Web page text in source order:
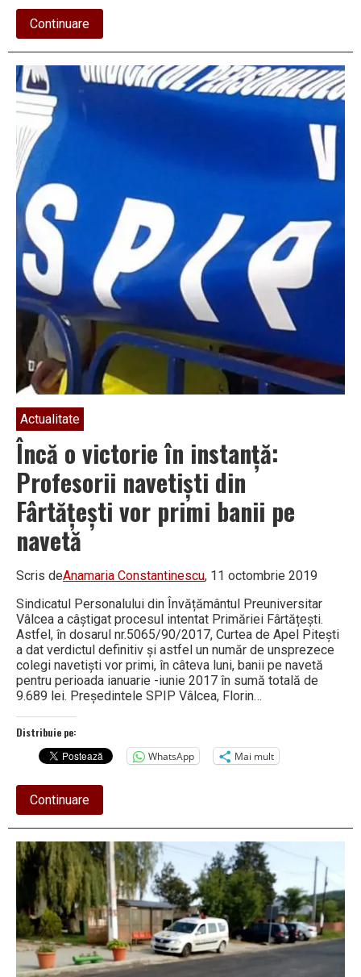
Continuareabout
Semne
bune
are….
PNL
Actualitate
Încă o victorie în instanță:
Profesorii navetiști din
Fârtățești vor primi banii pe
navetă
Scris deAnamaria Constantinescu, 11 octombrie 2019
Sindicatul Personalului din Învățământul Preuniversitar
Vâlcea a câștigat procesul intentat Primăriei Fârtățești.
Astfel, în dosarul nr.5065/90/2017, Curtea de Apel Pitești
a dat verdictul definitiv și astfel un număr de unsprezece
colegi navetiști vor primi, în câteva luni, banii pe navetă
pentru perioada ianuarie -iunie 2017 în sumă totală de
9.689 lei. Președintele SPIP Vâlcea, Florin…
Distribuie pe:
WhatsApp
Mai mult
Continuareabout
Încă
o
în
instanță:
Profesorii
navetiști
din
Fârtățești
vor
primi
banii
pe